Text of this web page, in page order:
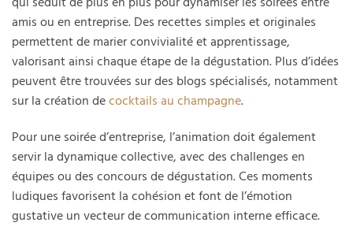
amis ou en entreprise. Des recettes simples et originales
permettent de marier convivialité et apprentissage,
valorisant ainsi chaque étape de la dégustation. Plus d’idées
peuvent être trouvées sur des blogs spécialisés, notamment
sur la création decocktails au champagne.
Pour une soirée d’entreprise, l’animation doit également
servir la dynamique collective, avec des challenges en
équipes ou des concours de dégustation. Ces moments
ludiques favorisent la cohésion et font de l’émotion
gustative un vecteur de communication interne efficace.